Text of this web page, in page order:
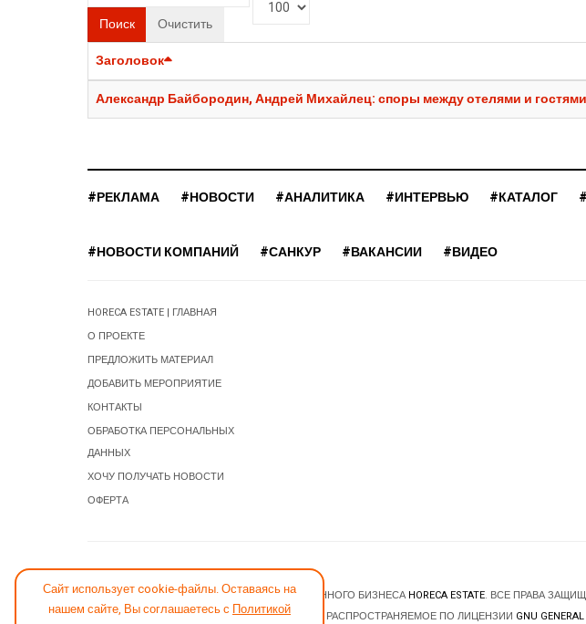
Поиск Очистить
Заголовок
Александр Байбородин, Андрей Михайлец: споры между отелями и
Сайт использует cookie-файлы. Оставаясь на
нашем сайте, Вы соглашаетесь с Политикой
#РЕКЛАМА #НОВОСТИ #АНАЛИТИКА #ИНТЕРВЬЮ #КАТАЛОГ
#НОВОСТИ КОМПАНИЙ #САНКУР #ВАКАНСИИ #ВИДЕО
HORECA ESTATE | ГЛАВНАЯ
О ПРОЕКТЕ
ПРЕДЛОЖИТЬ МАТЕРИАЛ
ДОБАВИТЬ МЕРОПРИЯТИЕ
КОНТАКТЫ
ОБРАБОТКА ПЕРСОНАЛЬНЫХ
ДАННЫХ
ХОЧУ ПОЛУЧАТЬ НОВОСТИ
ОФЕРТА
© 2026 НОВОСТИ ГОСТИНИЧНОГО И РЕСТОРАННОГО БИЗНЕСА HORECA ESTATE. ВСЕ ПРАВА
JOOMLA! CMS- ПРОГРАММНОЕ ОБЕСПЕЧЕНИЕ, РАСПРОСТРАНЯЕМОЕ ПО ЛИЦЕНЗИИ GNU